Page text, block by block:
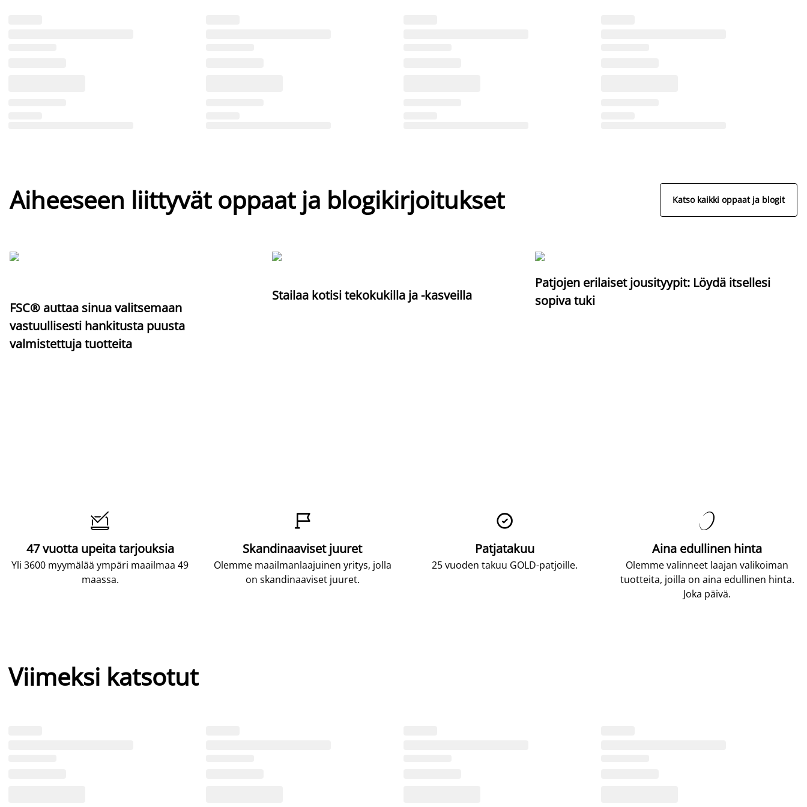
Aiheeseen liittyvät oppaat ja blogikirjoitukset Katso kaikki oppaat ja blogit
FSC® auttaa sinua valitsemaan
vastuullisesti hankitusta puusta
valmistettuja tuotteita
Stailaa kotisi tekokukilla ja -kasveilla
Patjojen erilaiset jousityypit: Löydä itsellesi
sopiva tuki

47 vuotta upeita tarjouksia
Yli 3600 myymälää ympäri maailmaa 49
maassa.

Skandinaaviset juuret
Olemme maailmanlaajuinen yritys, jolla
on skandinaaviset juuret.

Patjatakuu
25 vuoden takuu GOLD-patjoille.

Aina edullinen hinta
Olemme valinneet laajan valikoiman
tuotteita, joilla on aina edullinen hinta.
Joka päivä.
Viimeksi katsotut